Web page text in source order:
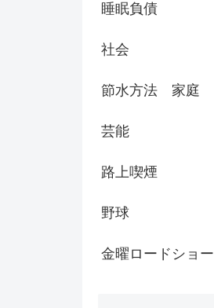
睡眠負債
社会
節水方法 家庭
芸能
路上喫煙
野球
金曜ロードショー